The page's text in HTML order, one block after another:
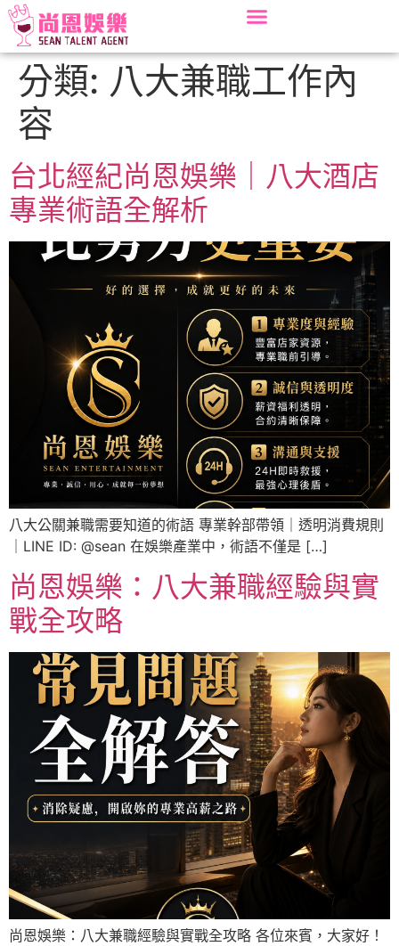
分類: 八大兼職工作內
容
台北經紀尚恩娛樂｜八大酒店
專業術語全解析
八大公關兼職需要知道的術語 專業幹部帶領｜透明消費規則
｜LINE ID: @sean 在娛樂產業中，術語不僅是 […]
尚恩娛樂：八大兼職經驗與實
戰全攻略
尚恩娛樂：八大兼職經驗與實戰全攻略 各位來賓，大家好！